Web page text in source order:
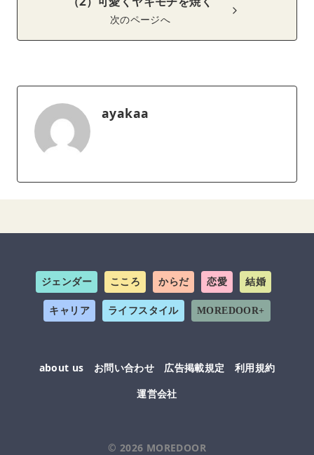
（2）可愛くヤキモチを焼く
次のページへ
ayakaa
ジェンダー こころ からだ 恋愛 結婚
キャリア ライフスタイル MOREDOOR+
about us お問い合わせ 広告掲載規定
利用規約
運営会社
© 2026 MOREDOOR